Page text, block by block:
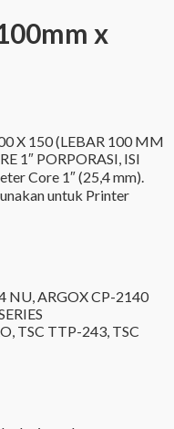
x
X 150 (LEBAR 100 MM
1″ PORPORASI, ISI
Core 1″ (25,4 mm).
untuk Printer
NU, ARGOX CP-2140
TSC TTP-243, TSC